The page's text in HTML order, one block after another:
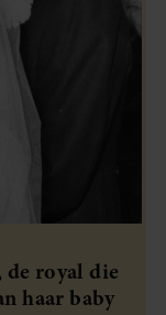
royal die
haar baby